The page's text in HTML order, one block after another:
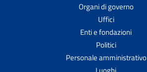
Organi di governo
Uffici
Enti e fondazioni
Politici
Personale amministrativo